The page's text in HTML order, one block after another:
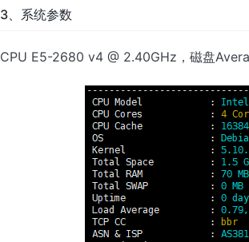
3、系统参数
CPU E5-2680 v4 @ 2.40GHz，磁盘